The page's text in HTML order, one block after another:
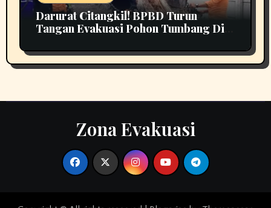
Darurat Citangkil! BPBD Turun
Tangan Evakuasi Pohon Tumbang Di
Zona Evakuasi